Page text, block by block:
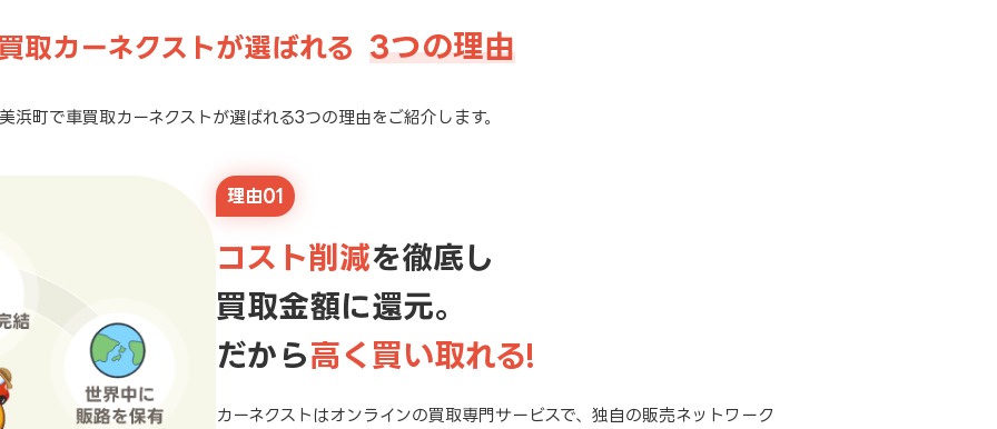
取カーネクストが選ばれる 3つの理由
浜町で車買取カーネクストが選ばれる3つの理由をご紹介します。
理由01
コスト削減を徹底し
買取金額に還元。
だから高く買い取れる!
カーネクストはオンラインの買取専門サービスで、独自の販売ネットワーク